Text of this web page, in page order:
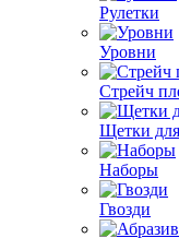
Рулетки
Уровни
Стрейч
Щетки
Наборы
Гвозди